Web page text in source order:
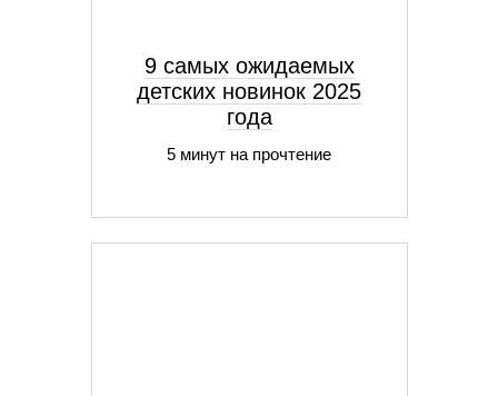
9 самых ожидаемых
детских новинок 2025
года
5 минут на прочтение